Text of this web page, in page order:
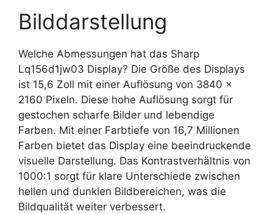
Bilddarstellung
Welche Abmessungen hat das Sharp
Lq156d1jw03 Display? Die Größe des Displays
ist 15,6 Zoll mit einer Auflösung von 3840 x
2160 Pixeln. Diese hohe Auflösung sorgt für
gestochen scharfe Bilder und lebendige
Farben. Mit einer Farbtiefe von 16,7 Millionen
Farben bietet das Display eine beeindruckende
visuelle Darstellung. Das Kontrastverhältnis von
1000:1 sorgt für klare Unterschiede zwischen
hellen und dunklen Bildbereichen, was die
Bildqualität weiter verbessert.